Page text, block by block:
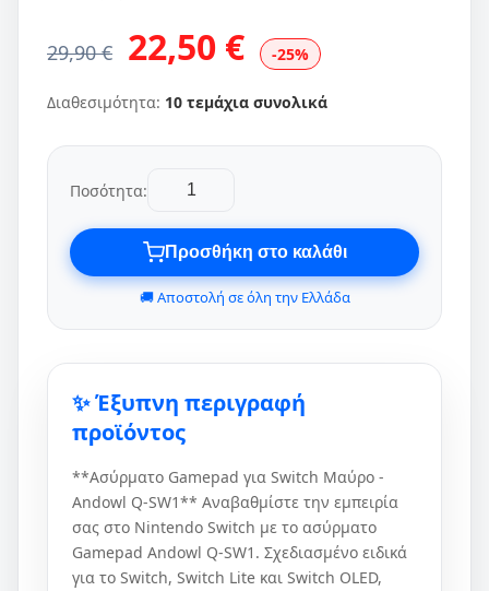
29,90 € 22,50 € -25%
Διαθεσιμότητα: 10 τεμάχια συνολικά
Ποσότητα:
Προσθήκη στο καλάθι
🚚 Αποστολή σε όλη την Ελλάδα
✨ Έξυπνη περιγραφή
προϊόντος
**Ασύρματο Gamepad για Switch Μαύρο -
Andowl Q-SW1** Αναβαθμίστε την εμπειρία
σας στο Nintendo Switch με το ασύρματο
Gamepad Andowl Q-SW1. Σχεδιασμένο ειδικά
για το Switch, Switch Lite και Switch OLED,